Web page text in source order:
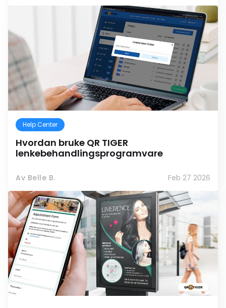
Help Center
Hvordan bruke QR TIGER
lenkebehandlingsprogramvare
Av Belle B. Feb 27 2026